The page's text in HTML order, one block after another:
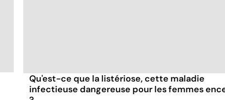
Qu'est-ce que la listériose, cette maladie
infectieuse dangereuse pour les femmes